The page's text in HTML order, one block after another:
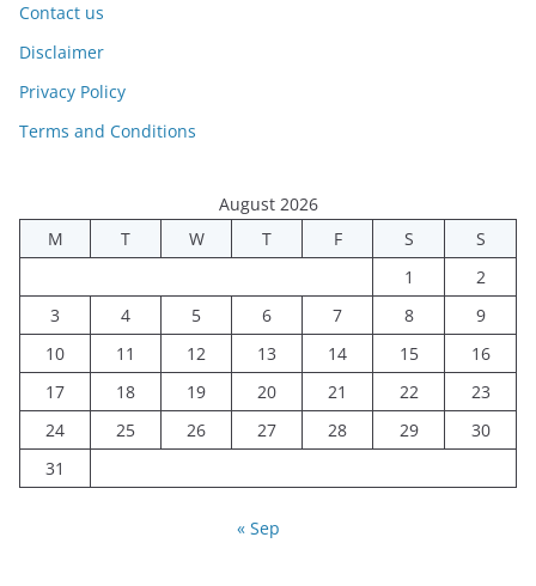
Contact us
Disclaimer
Privacy Policy
Terms and Conditions
August 2026
M
T W T F S
S
1
2
3
4 5 6 7 8
9
10
11 12 13 14 15
16
17
18 19 20 21 22
23
24
25 26 27 28 29
30
31
« Sep